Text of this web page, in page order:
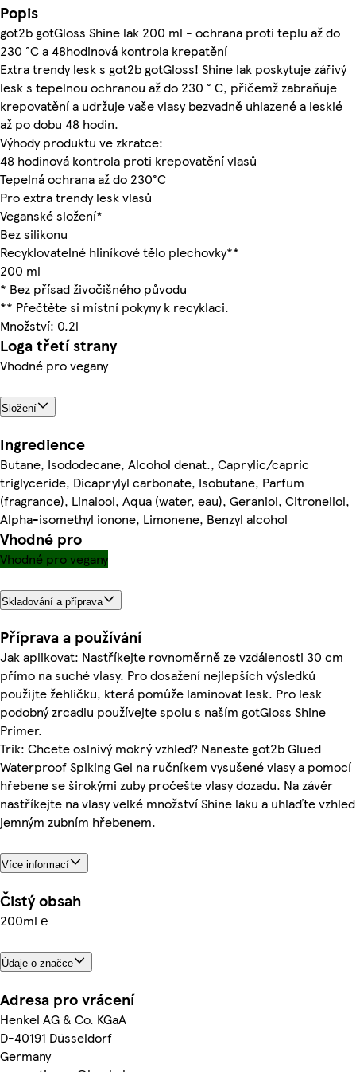
Popis
got2b gotGloss Shine lak 200 ml - ochrana proti teplu až do
230 °C a 48hodinová kontrola krepatění
Extra trendy lesk s got2b gotGloss! Shine lak poskytuje zářivý
lesk s tepelnou ochranou až do 230 ° C, přičemž zabraňuje
krepovatění a udržuje vaše vlasy bezvadně uhlazené a lesklé
až po dobu 48 hodin.
Výhody produktu ve zkratce:
48 hodinová kontrola proti krepovatění vlasů
Tepelná ochrana až do 230°C
Pro extra trendy lesk vlasů
Veganské složení*
Bez silikonu
Recyklovatelné hliníkové tělo plechovky**
200 ml
* Bez přísad živočišného původu
** Přečtěte si místní pokyny k recyklaci.
Množství: 0.2l
Loga třetí strany
Vhodné pro vegany
Složení
Ingredience
Butane, Isododecane, Alcohol denat., Caprylic/capric
triglyceride, Dicaprylyl carbonate, Isobutane, Parfum
(fragrance), Linalool, Aqua (water, eau), Geraniol, Citronellol,
Alpha-isomethyl ionone, Limonene, Benzyl alcohol
Vhodné pro
Vhodné pro vegany
Skladování a příprava
Příprava a používání
Jak aplikovat: Nastříkejte rovnoměrně ze vzdálenosti 30 cm
přímo na suché vlasy. Pro dosažení nejlepších výsledků
použijte žehličku, která pomůže laminovat lesk. Pro lesk
podobný zrcadlu používejte spolu s naším gotGloss Shine
Primer.
Trik: Chcete oslnivý mokrý vzhled? Naneste got2b Glued
Waterproof Spiking Gel na ručníkem vysušené vlasy a pomocí
hřebene se širokými zuby pročešte vlasy dozadu. Na závěr
nastříkejte na vlasy velké množství Shine laku a uhlaďte vzhled
jemným zubním hřebenem.
Více informací
Čistý obsah
200ml ℮
Údaje o značce
Adresa pro vrácení
Henkel AG & Co. KGaA
D-40191 Düsseldorf
Germany